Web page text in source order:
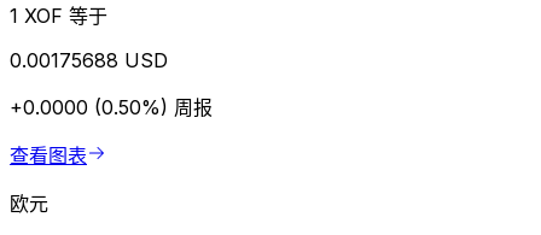
1 XOF 等于
0.00175688 USD
+0.0000 (0.50%) 周报
查看图表
欧元